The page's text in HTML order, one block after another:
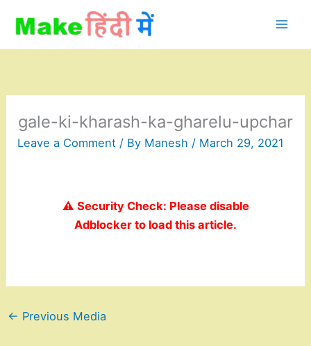
content
gale-ki-kharash-ka-gharelu-upchar
Leave a Comment / By Manesh / March 29, 2021
⚠️ Security Check: Please disable
Adblocker to load this article.
← Previous Media